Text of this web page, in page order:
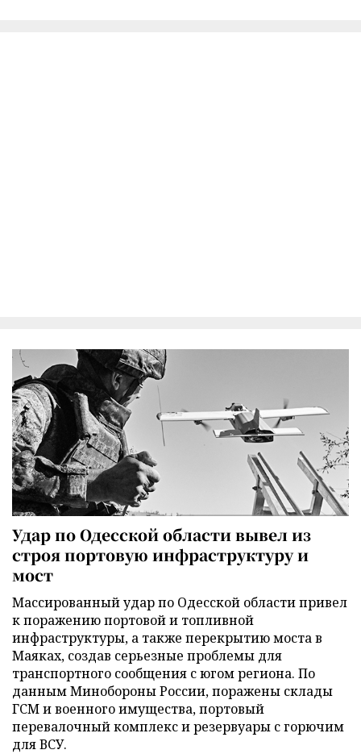
Удар по Одесской области вывел из
строя портовую инфраструктуру и
мост
Массированный удар по Одесской области привел
к поражению портовой и топливной
инфраструктуры, а также перекрытию моста в
Маяках, создав серьезные проблемы для
транспортного сообщения с югом региона. По
данным Минобороны России, поражены склады
ГСМ и военного имущества, портовый
перевалочный комплекс и резервуары с горючим
для ВСУ.